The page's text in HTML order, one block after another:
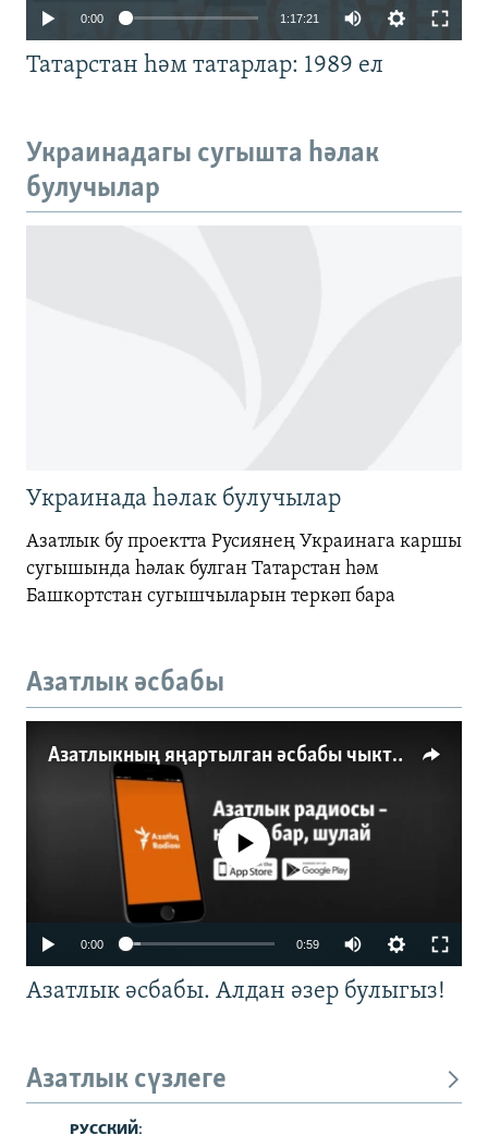
0:00 1:17:21
720p
Татарстан һәм татарлар: 1989 ел
Украинадагы сугышта һәлак
булучылар
Украинада һәлак булучылар
Азатлык бу проектта Русиянең Украинага каршы
сугышында һәлак булган Татарстан һәм
Башкортстан сугышчыларын теркәп бара
Азатлык әсбабы
Азатлыкның яңартылган әсбабы чыкты
No media source currently available
0:00 0:59
Азатлык әсбабы. Алдан әзер булыгыз!
Азатлык сүзлеге